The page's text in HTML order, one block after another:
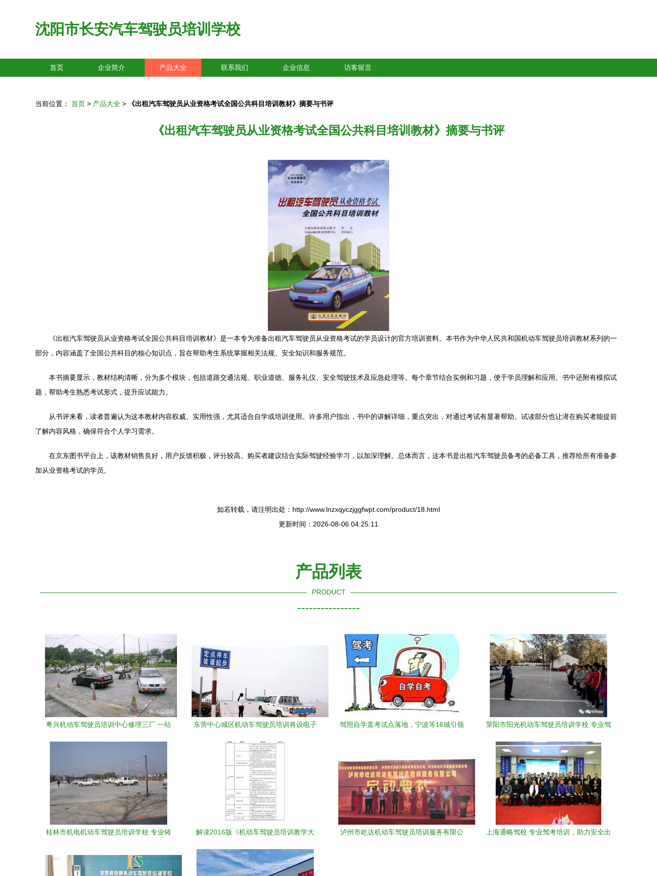
沈阳市长安汽车驾驶员培训学校
首页 企业简介 产品大全 联系我们 企业信息 访客留言
当前位置： 首页 > 产品大全 > 《出租汽车驾驶员从业资格考试全国公共科目培训教材》摘要与书评
《出租汽车驾驶员从业资格考试全国公共科目培训教材》摘要与书评
《出租汽车驾驶员从业资格考试全国公共科目培训教材》是一本专为准备出租汽车驾驶员从业资格考试的学员设计的官方培训资料。本书作为中华人民共和国机动车驾驶员培训教材系列的一
部分，内容涵盖了全国公共科目的核心知识点，旨在帮助考生系统掌握相关法规、安全知识和服务规范。
本书摘要显示，教材结构清晰，分为多个模块，包括道路交通法规、职业道德、服务礼仪、安全驾驶技术及应急处理等。每个章节结合实例和习题，便于学员理解和应用。书中还附有模拟试
题，帮助考生熟悉考试形式，提升应试能力。
从书评来看，读者普遍认为这本教材内容权威、实用性强，尤其适合自学或培训使用。许多用户指出，书中的讲解详细，重点突出，对通过考试有显著帮助。试读部分也让潜在购买者能提前
了解内容风格，确保符合个人学习需求。
在京东图书平台上，该教材销售良好，用户反馈积极，评分较高。购买者建议结合实际驾驶经验学习，以加深理解。总体而言，这本书是出租汽车驾驶员备考的必备工具，推荐给所有准备参
加从业资格考试的学员。
如若转载，请注明出处：http://www.lnzxqyczjggfwpt.com/product/18.html
更新时间：2026-08-06 04:25:11
产品列表
PRODUCT
----------------
粤兴机动车驾驶员培训中心修理三厂 一站
东营中心城区机动车驾驶员培训将设电子
驾照自学直考试点落地，宁波等16城引领
荥阳市阳光机动车驾驶员培训学校 专业驾
桂林市机电机动车驾驶员培训学校 专业铸
解读2016版《机动车驾驶员培训教学大
泸州市屹达机动车驾驶员培训服务有限公
上海通略驾校 专业驾考培训，助力安全出